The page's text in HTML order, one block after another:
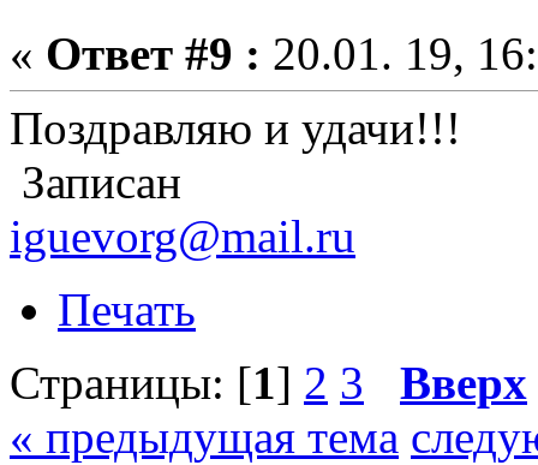
« Ответ #9 : 20.01. 19,
Поздравляю и удачи!!!
Записан
iguevorg@mail.ru
Печать
Страницы: [1] 2 3
Вверх
« предыдущая тема